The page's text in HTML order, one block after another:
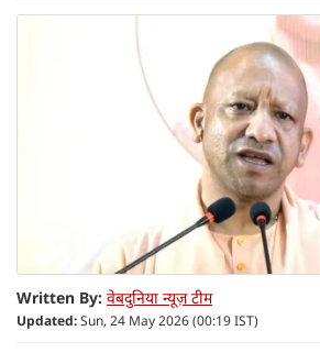
Written By: वेबदुनिया न्यूज़ टीम
Updated:Sun, 24 May 2026 (00:19 IST)